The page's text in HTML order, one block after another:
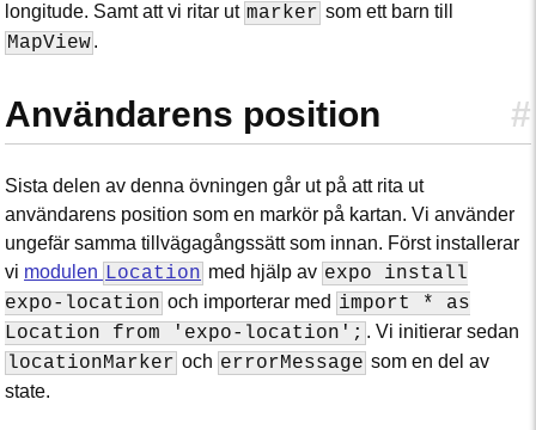
longitude. Samt att vi ritar ut marker som ett barn till
MapView.
#
Användarens position
Sista delen av denna övningen går ut på att rita ut
användarens position som en markör på kartan. Vi använder
ungefär samma tillvägagångssätt som innan. Först installerar
vi modulen Location med hjälp av expo install
expo-location och importerar med import * as
Location from 'expo-location'; . Vi initierar sedan
locationMarker och errorMessage som en del av
state.